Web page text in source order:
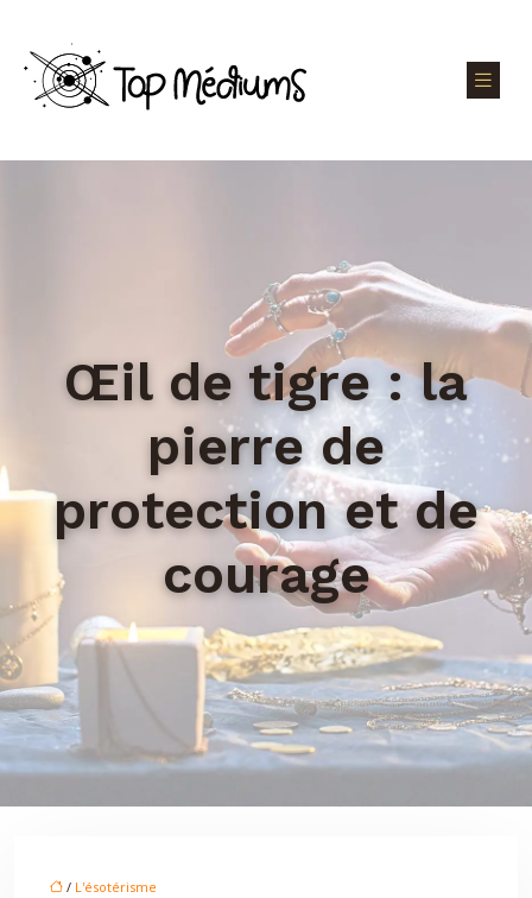
Œil de tigre : la
pierre de
protection et de
courage
/ L'ésotérisme